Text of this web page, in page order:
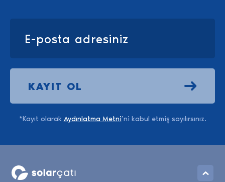
KAYIT OL
*Kayıt olarak Aydınlatma Metni’ni kabul etmiş sayılırsınız.